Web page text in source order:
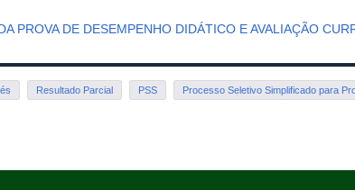
PROVA DE DESEMPENHO DIDÁTICO E AVALIAÇÃO
Resultado Parcial PSS Processo Seletivo Simplificado para